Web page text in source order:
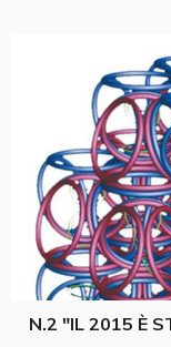
N.2 "IL 2015 È